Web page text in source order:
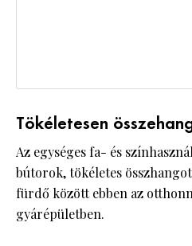
Tökéletesen
Az egységes fa- és
bútorok, tökéletes
fürdő között ebben az
gyárépületben.